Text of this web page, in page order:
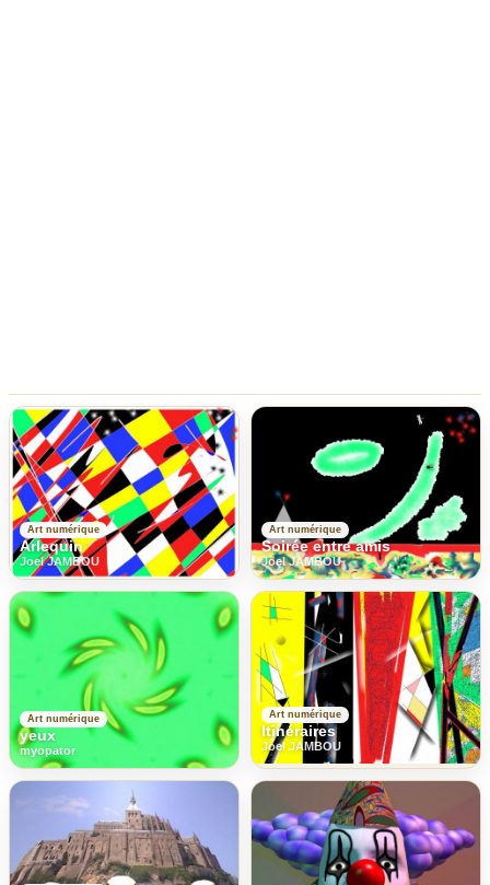
Art numérique
Arlequin
Joel JAMBOU
Art numérique
Soirée entre amis
Joel JAMBOU
Art numérique
yeux
myopator
Art numérique
Itinéraires
Joel JAMBOU